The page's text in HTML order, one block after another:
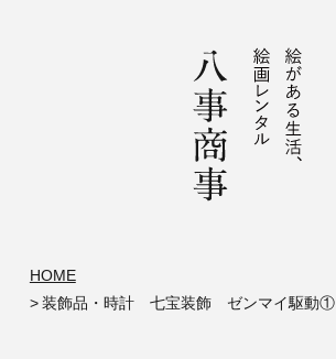
HOME
装飾品・時計 七宝装飾 ゼンマイ駆動①